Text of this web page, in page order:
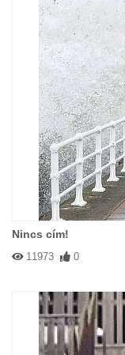
Nincs cím!
11973 0